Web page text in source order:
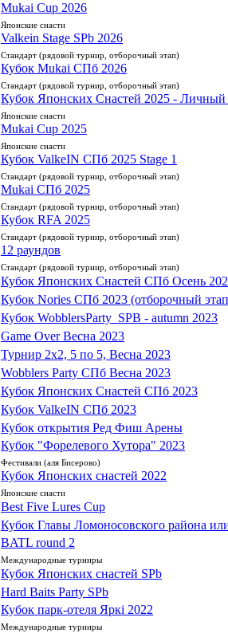
Mukai Cup 2026
Японские снасти
Valkein Stage SPb 2026
Стандарт (рядовой турнир, отборочный этап)
Кубок Mukai СПб 2026
Стандарт (рядовой турнир, отборочный этап)
Кубок Японских Снастей 2025 - Личный
Японские снасти
Mukai Cup 2025
Японские снасти
Кубок ValkeIN СПб 2025 Stage 1
Стандарт (рядовой турнир, отборочный этап)
Mukai СПб 2025
Стандарт (рядовой турнир, отборочный этап)
Кубок RFA 2025
Стандарт (рядовой турнир, отборочный этап)
12 раундов
Стандарт (рядовой турнир, отборочный этап)
Кубок Японских Снастей СПб Осень
Кубок Nories СПб 2023 (отборочный
Кубок WobblersParty_SPB - autumn 2023
Game Over Весна 2023
Турнир 2х2, 5 по 5, Весна 2023
Wobblers Party СПб Весна 2023
Кубок Японских Снастей СПб 2023
Кубок ValkeIN СПб 2023
Кубок открытия Ред Фиш Арены
Кубок "Форелевого Хутора" 2023
Фестивали (аля Бисерово)
Кубок Японских снастей 2022
Японские снасти
Best Five Lures Cup
Кубок Главы Ломоносовского района
BATL round 2
Международные турниры
Кубок Японских снастей SPb
Hard Baits Party SPb
Кубок парк-отеля Яркi 2022
Международные турниры